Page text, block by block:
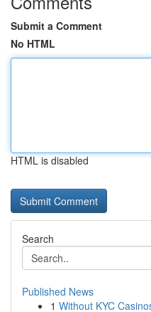
Submit a Comment
No HTML
HTML is disabled
Search
Published News
1 Without KYC